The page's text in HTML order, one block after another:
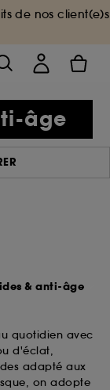
de nos client(e)s
âge
& anti-âge
quotidien avec
d'éclat,
adapté aux
on adopte